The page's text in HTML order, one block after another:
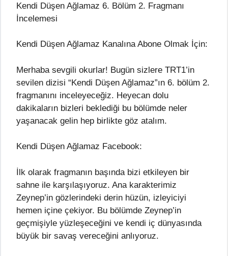
Kendi Düşen Ağlamaz 6. Bölüm 2. Fragmanı
İncelemesi
Kendi Düşen Ağlamaz Kanalına Abone Olmak İçin:
Merhaba sevgili okurlar! Bugün sizlere TRT1’in
sevilen dizisi “Kendi Düşen Ağlamaz”ın 6. bölüm 2.
fragmanını inceleyeceğiz. Heyecan dolu
dakikaların bizleri beklediği bu bölümde neler
yaşanacak gelin hep birlikte göz atalım.
Kendi Düşen Ağlamaz Facebook:
İlk olarak fragmanın başında bizi etkileyen bir
sahne ile karşılaşıyoruz. Ana karakterimiz
Zeynep’in gözlerindeki derin hüzün, izleyiciyi
hemen içine çekiyor. Bu bölümde Zeynep’in
geçmişiyle yüzleşeceğini ve kendi iç dünyasında
büyük bir savaş vereceğini anlıyoruz.